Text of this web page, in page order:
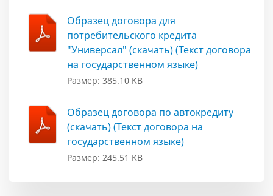
Образец договора для
потребительского кредита
"Универсал" (скачать) (Текст договора
на государственном языке)
Размер: 385.10 KB
Образец договора по автокредиту
(скачать) (Текст договора на
государственном языке)
Размер: 245.51 KB